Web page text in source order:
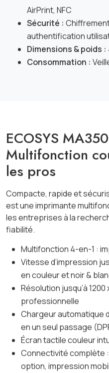
AirPrint, NFC
Sécurité :
authentification
Dimensions & poids :
Consommation :
ECOSYS
Multifonction
les pros
Compacte, rapide et
est une imprimante
les entreprises à la
fiabilité.
Multifonction 4-en-1 :
Vitesse d’impression
en couleur et noir &
Résolution jusqu’à
professionnelle
Chargeur automatique
en un seul passage
Écran tactile couleur
Connectivité complète :
option, impression